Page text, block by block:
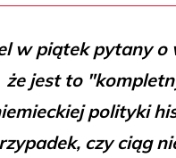
w piątek pytany o
że jest to
polityki
czy ciąg